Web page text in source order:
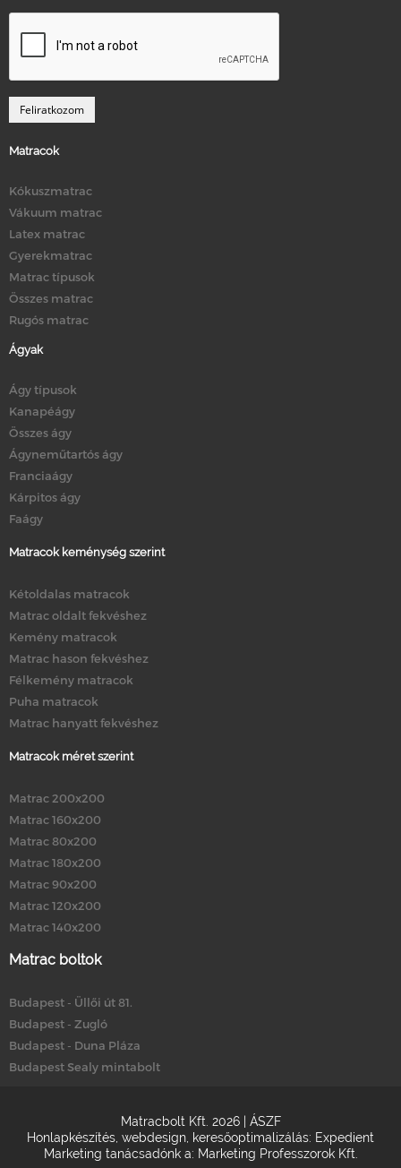
Matracok
Kókuszmatrac
Vákuum matrac
Latex matrac
Gyerekmatrac
Matrac típusok
Összes matrac
Rugós matrac
Ágyak
Ágy típusok
Kanapéágy
Összes ágy
Ágyneműtartós ágy
Franciaágy
Kárpitos ágy
Faágy
Matracok keménység szerint
Kétoldalas matracok
Matrac oldalt fekvéshez
Kemény matracok
Matrac hason fekvéshez
Félkemény matracok
Puha matracok
Matrac hanyatt fekvéshez
Matracok méret szerint
Matrac 200x200
Matrac 160x200
Matrac 80x200
Matrac 180x200
Matrac 90x200
Matrac 120x200
Matrac 140x200
Matrac boltok
Budapest - Üllői út 81.
Budapest - Zugló
Budapest - Duna Pláza
Budapest Sealy mintabolt
Matracbolt Kft. 2026 | ÁSZF
Honlapkészítés webdesign keresőoptimalizálás: Expedient
Marketing tanácsadónk a: Marketing Professzorok Kft.